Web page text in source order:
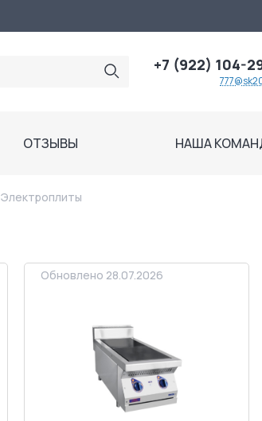
+7 (922) 104-
ОТЗЫВЫ НАША
Электроплиты
Обновлено 28.07.2026